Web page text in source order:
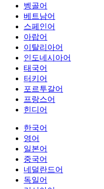
벵골어
베트남어
스페인어
아랍어
이탈리아어
인도네시아어
태국어
터키어
포르투갈어
프랑스어
힌디어
한국어
영어
일본어
중국어
네덜란드어
독일어